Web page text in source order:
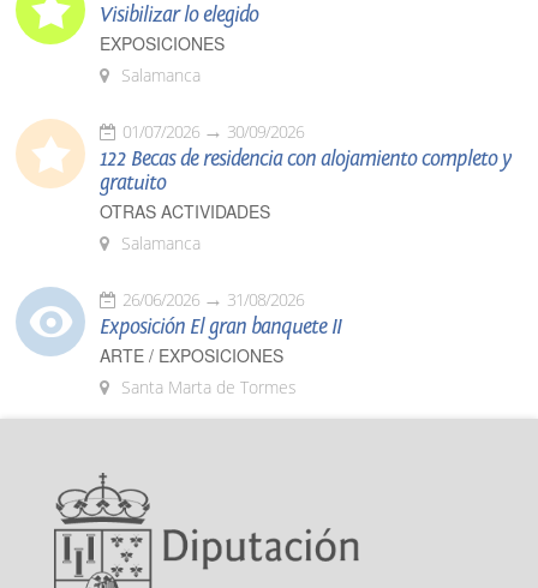
Visibilizar lo elegido
EXPOSICIONES
Salamanca
01/07/2026 30/09/2026
122 Becas de residencia con alojamiento completo y
gratuito
OTRAS ACTIVIDADES
Salamanca
26/06/2026 31/08/2026
Exposición El gran banquete II
ARTE / EXPOSICIONES
Santa Marta de Tormes